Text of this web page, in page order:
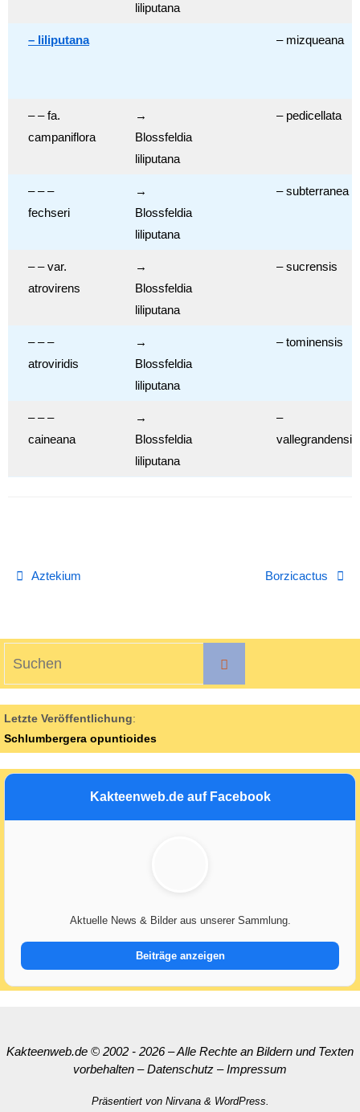
liliputana
– liliputana – mizqueana
– – fa.
campaniflora
→
Blossfeldia
liliputana
– pedicellata
– – –
fechseri
→
Blossfeldia
liliputana
– subterranea
– – var.
atrovirens
→
Blossfeldia
liliputana
– sucrensis
– – –
atroviridis
→
Blossfeldia
liliputana
– tominensis
– – –
caineana
→
Blossfeldia
liliputana
–
vallegrandensis
Aztekium Borzicactus
Suchen
Letzte Veröffentlichung:
Schlumbergera opuntioides
Kakteenweb.de auf Facebook
Aktuelle News & Bilder aus unserer Sammlung.
Beiträge anzeigen
Kakteenweb.de © 2002 - 2026 – Alle Rechte an Bildern und Texten
vorbehalten –Datenschutz –Impressum
Präsentiert von Nirvana& WordPress.